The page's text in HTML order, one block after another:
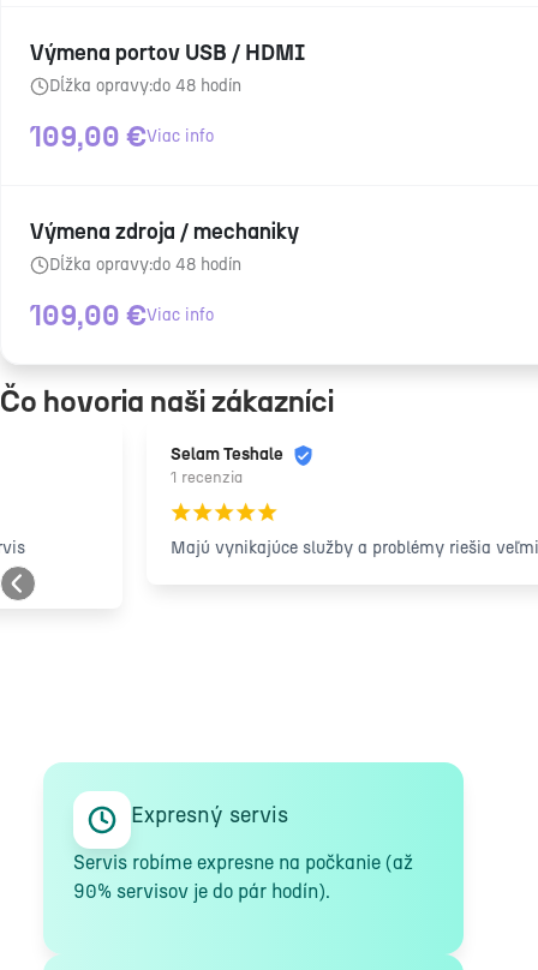
Výmena portov USB / HDMI
Dĺžka opravy:do 48 hodín
109,00 €Viac info
Výmena zdroja / mechaniky
Dĺžka opravy:do 48 hodín
109,00 €Viac info
Čo hovoria naši zákazníci
Majú vynikajúce služby a problémy riešia veľmi rýchlo.
Expresný servis
Servis robíme expresne na počkanie (až
90% servisov je do pár hodín).